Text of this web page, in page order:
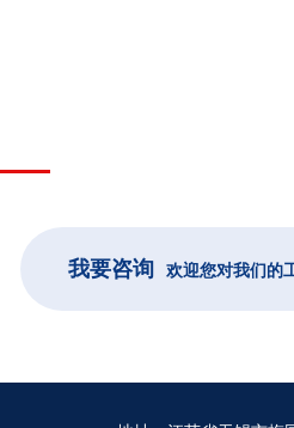
我要咨询 欢迎您对我们的